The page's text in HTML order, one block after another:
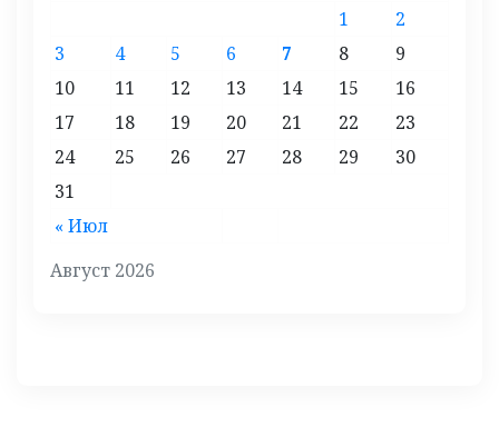
Август 2026
« Июл
1
2
3
4 5 6 7 8
9
10
11 12 13 14 15
16
17
18 19 20 21 22
23
24
25 26 27 28 29
30
31